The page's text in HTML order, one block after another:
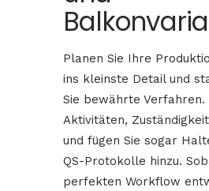
Planen Sie Ihre
ins kleinste Detail und
Sie bewährte Verfahren.
Aktivitäten,
und fügen Sie sogar
QS-Protokolle hinzu.
perfekten Workflow